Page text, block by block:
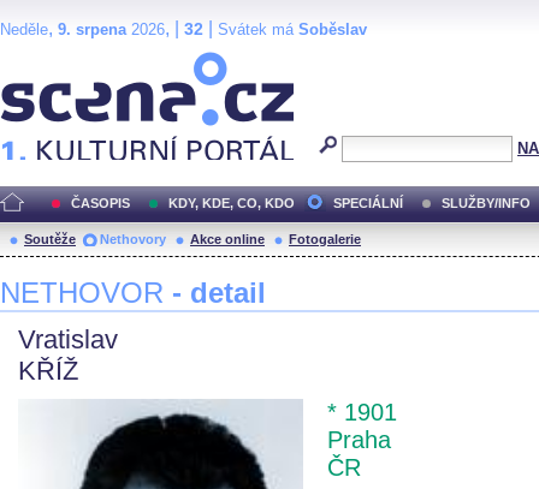
Neděle, 9. srpena2026, | 32 Svátek má Soběslav
ČASOPIS KDY, KDE, CO, KDO SPECIÁLNÍ SLUŽBY/INFO
Soutěže Nethovory Akce online Fotogalerie
NETHOVOR - detail
Vratislav
KŘÍŽ
* 1901
Praha
ČR